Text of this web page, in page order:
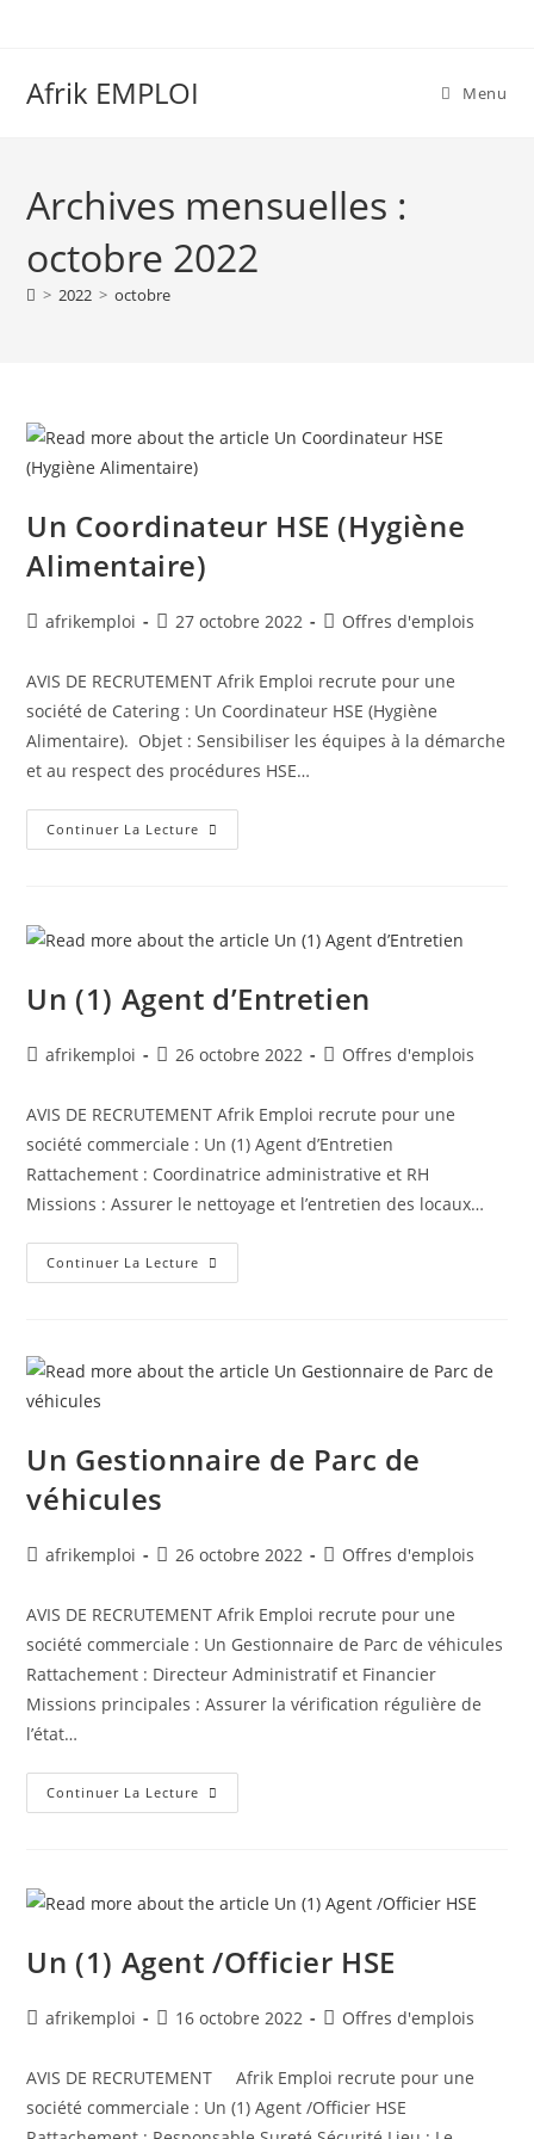
Afrik EMPLOI Menu
Archives mensuelles :
octobre 2022
> 2022 > octobre
Un Coordinateur HSE (Hygiène
Alimentaire)
afrikemploi 27 octobre 2022 Offres d'emplois
AVIS DE RECRUTEMENT Afrik Emploi recrute pour une
société de Catering : Un Coordinateur HSE (Hygiène
Alimentaire). Objet : Sensibiliser les équipes à la démarche
et au respect des procédures HSE…
Continuer La Lecture
Un (1) Agent d’Entretien
afrikemploi 26 octobre 2022 Offres d'emplois
AVIS DE RECRUTEMENT Afrik Emploi recrute pour une
société commerciale : Un (1) Agent d’Entretien
Rattachement : Coordinatrice administrative et RH
Missions : Assurer le nettoyage et l’entretien des locaux…
Continuer La Lecture
Un Gestionnaire de Parc de
véhicules
afrikemploi 26 octobre 2022 Offres d'emplois
AVIS DE RECRUTEMENT Afrik Emploi recrute pour une
société commerciale : Un Gestionnaire de Parc de véhicules
Rattachement : Directeur Administratif et Financier
Missions principales : Assurer la vérification régulière de
l’état…
Continuer La Lecture
Un (1) Agent /Officier HSE
afrikemploi 16 octobre 2022 Offres d'emplois
AVIS DE RECRUTEMENT Afrik Emploi recrute pour une
société commerciale : Un (1) Agent /Officier HSE